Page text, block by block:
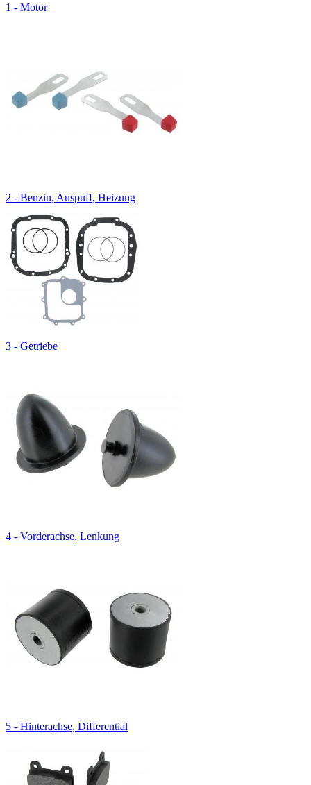
1 - Motor
2 - Benzin, Auspuff, Heizung
3 - Getriebe
4 - Vorderachse, Lenkung
5 - Hinterachse, Differential